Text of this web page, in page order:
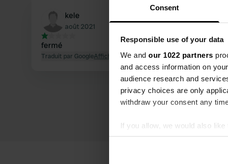
Consent
Responsible use of your data
We and our 1022 partners
and access information on
audience research and
privacy choices are only
withdraw your consent any
If you allow, we would also like
Collect information about
kele
août 2021
fermé
Traduit par GoogleAfficher l'original